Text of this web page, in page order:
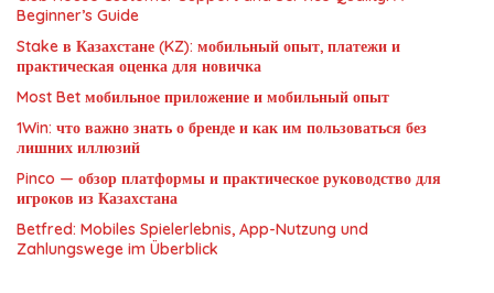
Beginner’s Guide
Stake в Казахстане (KZ): мобильный опыт, платежи и
практическая оценка для новичка
Most Bet мобильное приложение и мобильный опыт
1Win: что важно знать о бренде и как им пользоваться без
лишних иллюзий
Pinco — обзор платформы и практическое руководство для
игроков из Казахстана
Betfred: Mobiles Spielerlebnis, App-Nutzung und
Zahlungswege im Überblick